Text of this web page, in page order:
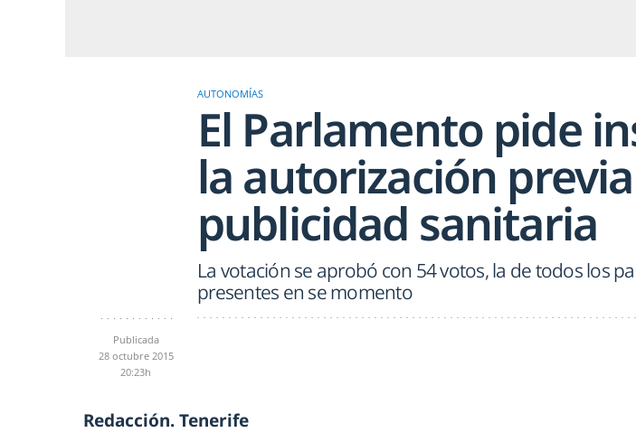
AUTONOMÍAS
El Parlamento pide
la autorización
publicidad sanitaria
La votación se aprobó con 54 votos, la de todos los
presentes en se momento
Publicada
28 octubre 2015
20:23h
Redacción. Tenerife